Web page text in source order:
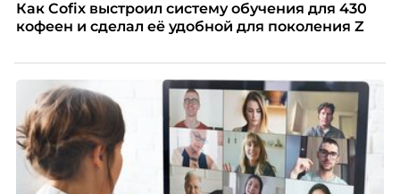
Как Cofix выстроил систему обучения для 430
кофеен и сделал её удобной для поколения Z